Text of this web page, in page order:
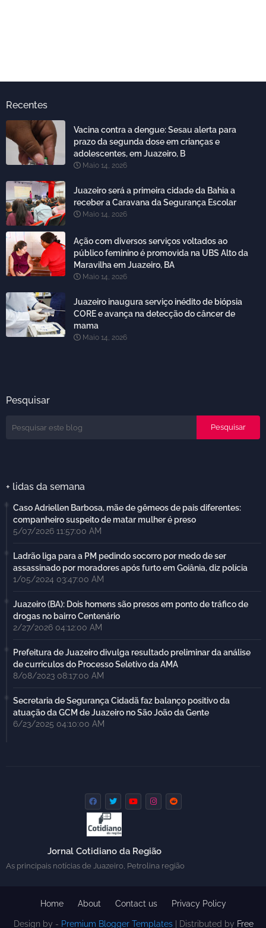
Recentes
Vacina contra a dengue: Sesau alerta para
prazo da segunda dose em crianças e
adolescentes, em Juazeiro, B
Maio 14, 2026
Juazeiro será a primeira cidade da Bahia a
receber a Caravana da Segurança Escolar
Maio 14, 2026
Ação com diversos serviços voltados ao
público feminino é promovida na UBS Alto da
Maravilha em Juazeiro, BA
Maio 14, 2026
Juazeiro inaugura serviço inédito de biópsia
CORE e avança na detecção do câncer de
mama
Maio 14, 2026
Pesquisar
+ lidas da semana
Caso Adriellen Barbosa, mãe de gêmeos de pais diferentes:
companheiro suspeito de matar mulher é preso
5/07/2026 11:57:00 AM
Ladrão liga para a PM pedindo socorro por medo de ser
assassinado por moradores após furto em Goiânia, diz polícia
1/05/2024 03:47:00 AM
Juazeiro (BA): Dois homens são presos em ponto de tráfico de
drogas no bairro Centenário
2/27/2026 04:12:00 AM
Prefeitura de Juazeiro divulga resultado preliminar da análise
de currículos do Processo Seletivo da AMA
8/08/2023 08:17:00 AM
Secretaria de Segurança Cidadã faz balanço positivo da
atuação da GCM de Juazeiro no São João da Gente
6/23/2025 04:10:00 AM
Jornal Cotidiano da Região
As principais notícias de Juazeiro, Petrolina região
Design by - Premium Blogger Templates| Distributed by Free
Home About Contact us Privacy Policy